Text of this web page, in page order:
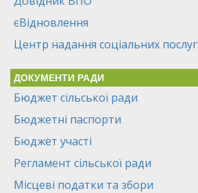
єВідновлення
Центр надання соціальних послуг
ДОКУМЕНТИ РАДИ
Бюджет сільської ради
Бюджетні паспорти
Бюджет участі
Регламент сільської ради
Місцеві податки та збори